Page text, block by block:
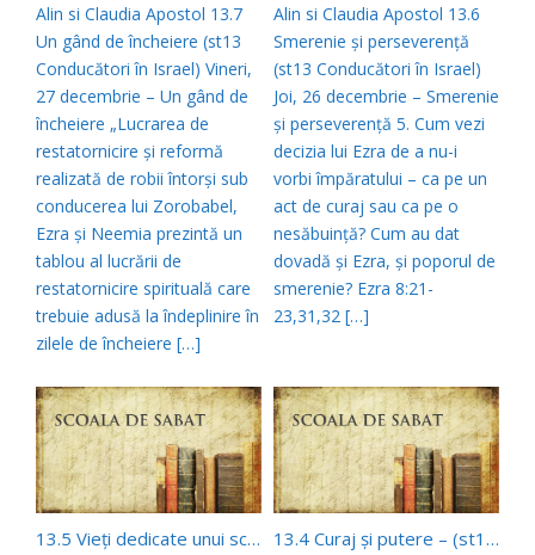
Alin si Claudia Apostol 13.7
Un gând de încheiere (st13
Conducători în Israel) Vineri,
27 decembrie – Un gând de
încheiere „Lucrarea de
restatornicire şi reformă
realizată de robii întorşi sub
conducerea lui Zorobabel,
Ezra şi Neemia prezintă un
tablou al lucrării de
restatornicire spirituală care
trebuie adusă la îndeplinire în
zilele de încheiere […]
Alin si Claudia Apostol 13.6
Smerenie şi perseverenţă
(st13 Conducători în Israel)
Joi, 26 decembrie – Smerenie
şi perseverenţă 5. Cum vezi
decizia lui Ezra de a nu-i
vorbi împăratului – ca pe un
act de curaj sau ca pe o
nesăbuinţă? Cum au dat
dovadă şi Ezra, şi poporul de
smerenie? Ezra 8:21-
23,31,32 […]
13.5 Vieţi dedicate unui scop – (st13 Conducători în Israel) 13.4 Curaj şi putere – (st13 Conducători în Israel)